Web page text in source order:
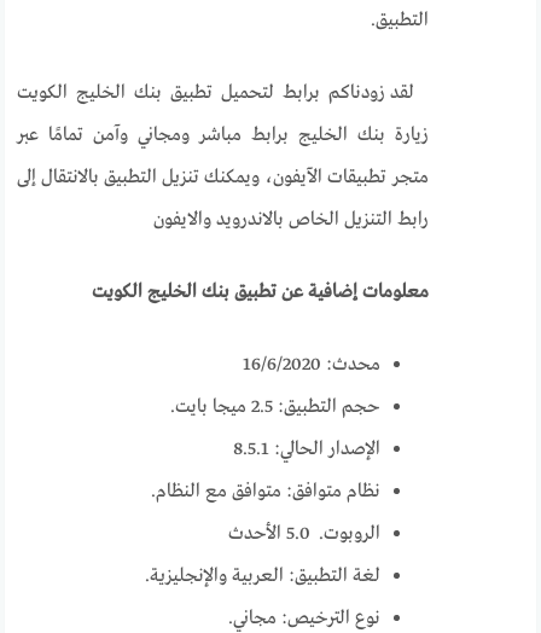
التطبيق.
لقد زودناكم برابط لتحميل تطبيق بنك الخليج الكويت
زيارة بنك الخليج برابط مباشر ومجاني وآمن تمامًا عبر
متجر تطبيقات الآيفون، ويمكنك تنزيل التطبيق بالانتقال إلى
رابط التنزيل الخاص بالاندرويد والايفون
معلومات إضافية عن تطبيق بنك الخليج الكويت
محدث: 16/6/2020
حجم التطبيق: 2.5 ميجا بايت.
الإصدار الحالي: 8.5.1
نظام متوافق: متوافق مع النظام.
الروبوت. 5.0 الأحدث
لغة التطبيق: العربية والإنجليزية.
نوع الترخيص: مجاني.